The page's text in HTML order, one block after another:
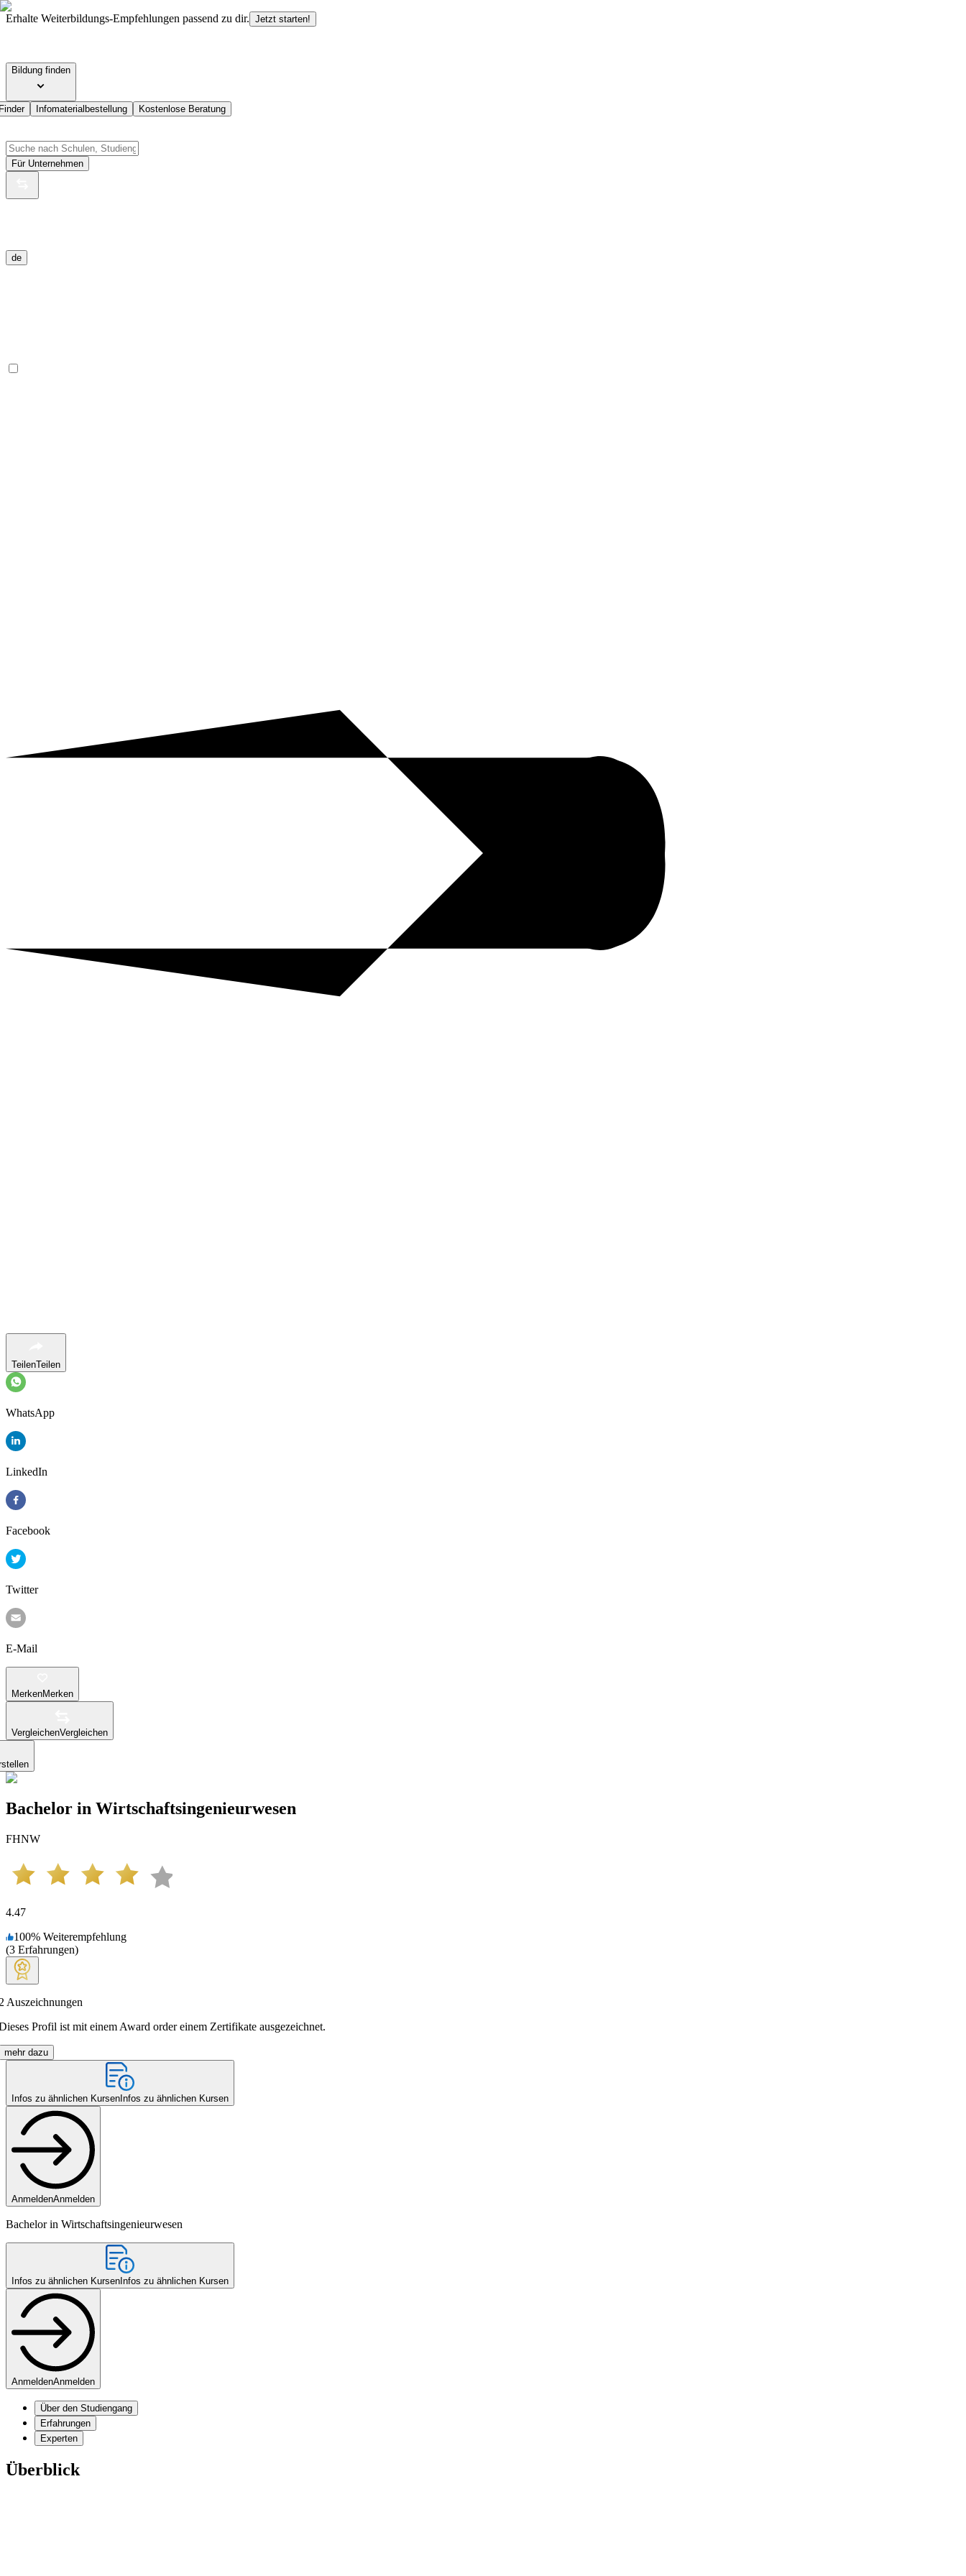
Erhalte Weiterbildungs-Empfehlungen passend zu dir. Jetzt starten!
Bildung finden
Infomaterialbestellung Kostenlose Beratung
Für Unternehmen
de
TeilenTeilen
WhatsApp
LinkedIn
Facebook
Twitter
E-Mail
MerkenMerken
VergleichenVergleichen
Bachelor in Wirtschaftsingenieurwesen
FHNW
4.47
100% Weiterempfehlung
(3 Erfahrungen)
Auszeichnungen
Profil ist mit einem Award order einem Zertifikate ausgezeichnet.
mehr dazu
Infos zu ähnlichen Kursen Infos zu ähnlichen Kursen
AnmeldenAnmelden
Bachelor in Wirtschaftsingenieurwesen
Infos zu ähnlichen Kursen Infos zu ähnlichen Kursen
AnmeldenAnmelden
Über den Studiengang
Erfahrungen
Experten
Überblick